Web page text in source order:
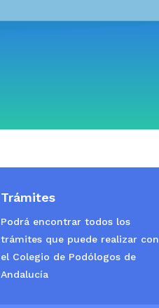
Trámites
Podrá encontrar todos los
trámites que puede realizar con
el Colegio de Podólogos de
Andalucía